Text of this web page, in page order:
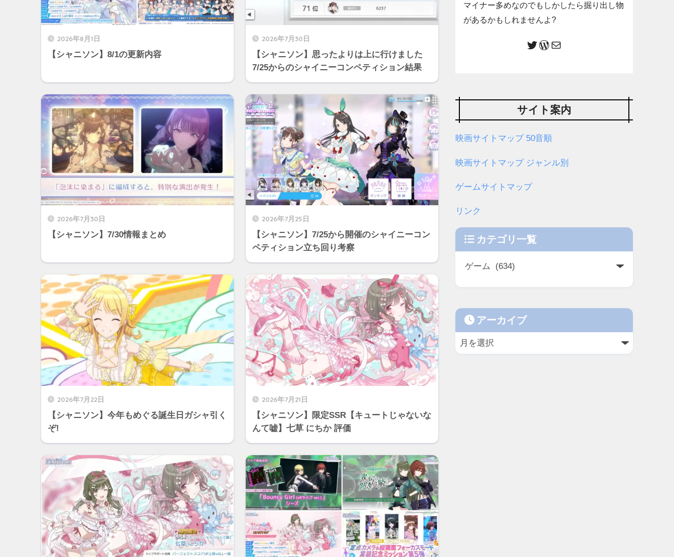
2026年8月1日
【シャニソン】8/1の更新内容
2026年7月30日
【シャニソン】思ったよりは上に行けました
7/25からのシャイニーコンペティション結果
2026年7月30日
【シャニソン】7/30情報まとめ
2026年7月25日
【シャニソン】7/25から開催のシャイニーコン
ペティション立ち回り考察
2026年7月22日
【シャニソン】今年もめぐる誕生日ガシャ引く
ぞ!
2026年7月21日
【シャニソン】限定SSR【キュートじゃないな
んて嘘】七草 にちか 評価
マイナー多めなのでもしかしたら掘り出し物
があるかもしれませんよ?
サイト案内
映画サイトマップ 50音順
映画サイトマップ ジャンル別
ゲームサイトマップ
リンク
カテゴリ一覧
アーカイブ